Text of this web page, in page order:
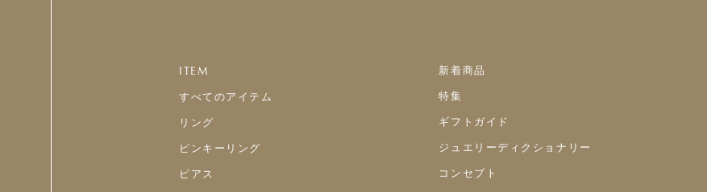
ITEM
すべてのアイテム
リング
ピンキーリング
ピアス
新着商品
特集
ギフトガイド
ジュエリーディクショナリー
コンセプト